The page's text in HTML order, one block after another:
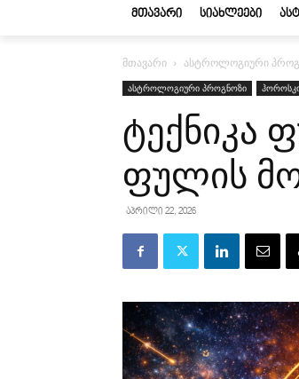
ᲛᲗᲐᲕᲐᲠᲘ ᲡᲘᲐᲮᲚᲔᲔᲑᲘ
მთავარი ასტროლოგიური
ასტროლოგიური პროგნოზი
ტექნიკა
ფულის
აპრილი 22, 2026